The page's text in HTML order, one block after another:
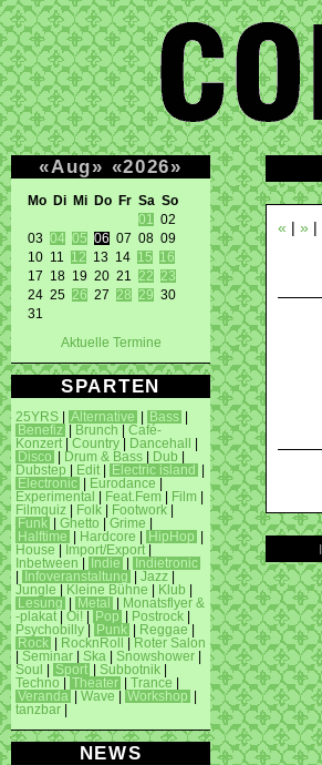
«Aug» «2026»
Mo Di Mi Do Fr Sa So
01
02
03 04 05 06 07 08 09
10 11 12 13 14 15
16
17 18 19 20 21 22
23
24 25 26 27 28 29 30
31
Aktuelle Termine
SPARTEN
25YRS Alternative Bass
Benefiz
Brunch
Café-
Konzert
Country Dancehall
Disco
Drum & Bass Dub
Dubstep
Edit Electric island
Electronic
Eurodance
Experimental
Feat.Fem Film
Filmquiz
Folk Footwork
Funk
Ghetto Grime
Halftime
Hardcore HipHop
House
Import/Export
Inbetween
Indie
Indietronic
Infoveranstaltung Jazz
Jungle
Kleine Bühne Klub
Lesung
Metal
Monatsflyer &
-plakat
Oi! Pop Postrock
Psychobilly
Punk Reggae
Rock
RocknRoll
Roter Salon
Seminar Ska Snowshower
Soul
Sport Subbotnik
Techno
Theater Trance
Veranda
Wave Workshop
tanzbar
NEWS
« | » |